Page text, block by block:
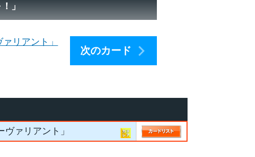
」
リアント」
次のカード
ァリアント」